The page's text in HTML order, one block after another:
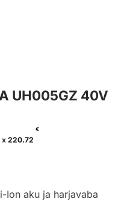
UH005GZ 40V
x 220.72
€
Ion aku ja harjavaba